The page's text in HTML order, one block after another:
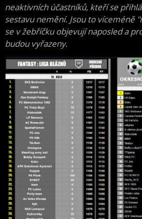
neaktivních účastníků, kteří se
sestavu nemění. Jsou to víceméně
se v žebříčku objevují naposled a
budou vyřazeny.